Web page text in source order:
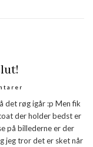
det røg igår :p Men fik
der holder bedst er
på billederne er der
jeg tror det er sket når